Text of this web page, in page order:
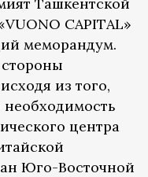
CAPITAL»
меморандум.
из того,
необходимость
центра
Юго-Восточной